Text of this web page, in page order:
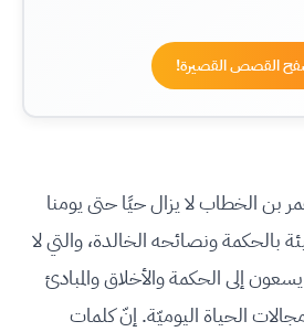
القصص القصيرة!
بن الخطاب لا يزال حيًا حتى يومنا
بالحكمة ونصائحه الخالدة، والتي لا
إلى الحكمة والأخلاق والمبادئ
الحياة اليوميّة. إنّ كلمات